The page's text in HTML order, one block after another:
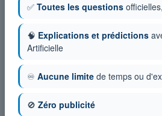
✅ Toutes les questions
🧠 Explications et prédictions
Artificielle
♾️ Aucune limite de temps ou
🚫 Zéro publicité